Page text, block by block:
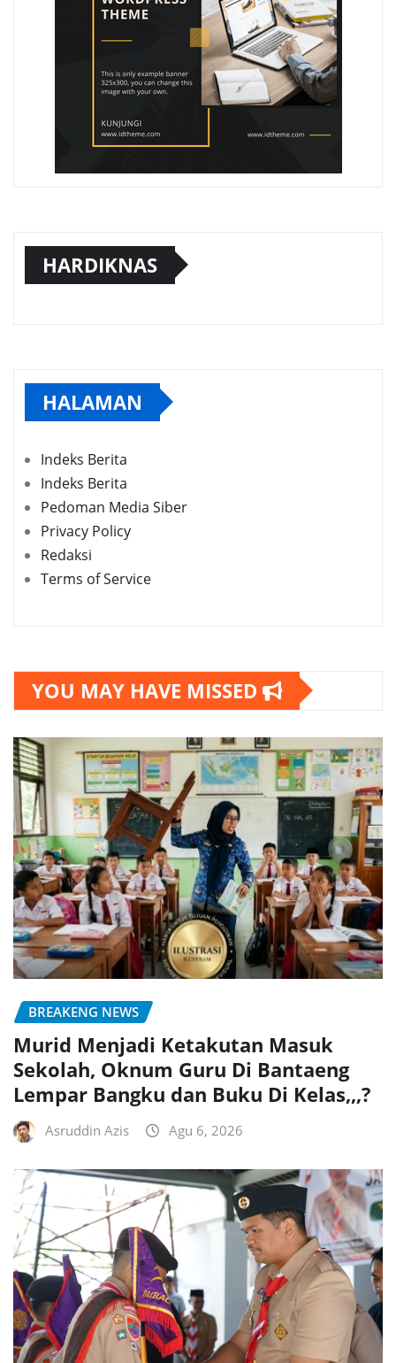
HARDIKNAS
HALAMAN
Indeks Berita
Indeks Berita
Pedoman Media Siber
Privacy Policy
Redaksi
Terms of Service
YOU MAY HAVE MISSED
BREAKENG NEWS
Murid Menjadi Ketakutan Masuk
Sekolah, Oknum Guru Di Bantaeng
Lempar Bangku dan Buku Di Kelas,,,?
Asruddin Azis Agu 6, 2026